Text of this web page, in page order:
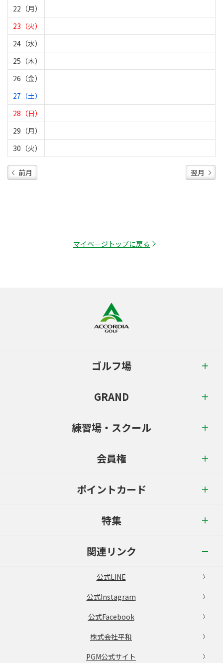
22（月）
23（火）
24（水）
25（木）
26（金）
27（土）
28（日）
29（月）
30（火）
前月 翌月
マイページトップに戻る
ゴルフ場
GRAND
練習場・スクール
会員権
ポイントカード
特集
関連リンク
公式LINE
公式Instagram
公式Facebook
株式会社平和
PGM公式サイト